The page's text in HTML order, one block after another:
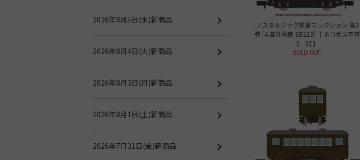
ノスタルジック鉄道コレクション 第3
弾 [4.富井電鉄 EB213]【 ネコポス不可
】【C】
SOLD OUT
2026年8月5日(水)新商品
2026年8月4日(火)新商品
2026年8月3日(月)新商品
2026年8月1日(土)新商品
2026年7月31日(金)新商品